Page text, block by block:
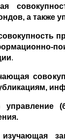
а также
.
управление